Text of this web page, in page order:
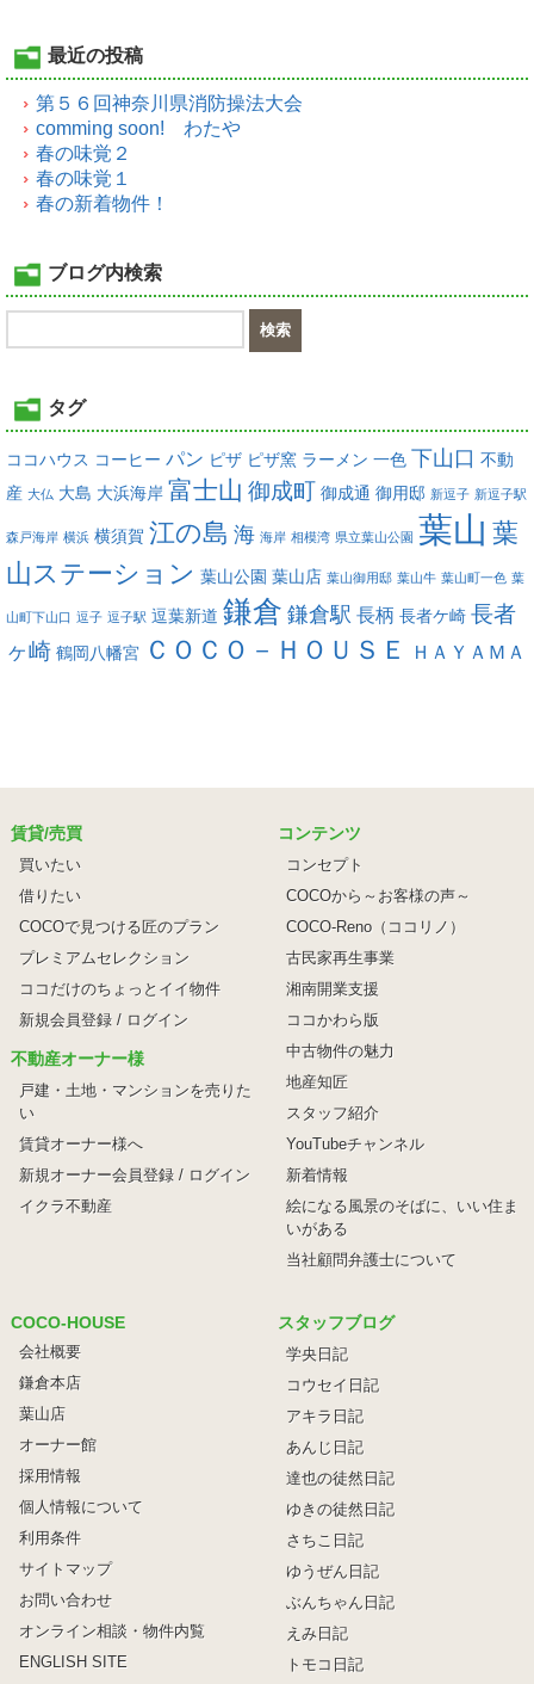
最近の投稿
第５６回神奈川県消防操法大会
comming soon! わたや
春の味覚２
春の味覚１
春の新着物件！
ブログ内検索
タグ
ココハウス コーヒー パン ピザ ピザ窯 ラーメン 一色 下山口 不動
産 大仏 大島 大浜海岸 富士山 御成町 御成通 御用邸 新逗子 新逗子駅
森戸海岸 横浜 横須賀 江の島 海 海岸 相模湾 県立葉山公園 葉山 葉
山ステーション 葉山公園 葉山店 葉山御用邸 葉山牛 葉山町一色 葉
山町下山口 逗子 逗子駅 逗葉新道 鎌倉 鎌倉駅 長柄 長者ケ崎 長者
ヶ崎 鶴岡八幡宮 ＣＯＣＯ－ＨＯＵＳＥ ＨＡＹＡＭＡ
賃貸/売買
買いたい
借りたい
COCOで見つける匠のプラン
プレミアムセレクション
ココだけのちょっとイイ物件
新規会員登録 / ログイン
不動産オーナー様
戸建・土地・マンションを売りた
い
賃貸オーナー様へ
新規オーナー会員登録 / ログイン
イクラ不動産
コンテンツ
コンセプト
COCOから～お客様の声～
COCO-Reno（ココリノ）
古民家再生事業
湘南開業支援
ココかわら版
中古物件の魅力
地産知匠
スタッフ紹介
YouTubeチャンネル
新着情報
絵になる風景のそばに、 いい住ま
いがある
当社顧問弁護士について
COCO-HOUSE
会社概要
鎌倉本店
葉山店
オーナー館
採用情報
個人情報について
利用条件
サイトマップ
お問い合わせ
オンライン相談・物件内覧
ENGLISH SITE
スタッフブログ
学央日記
コウセイ日記
アキラ日記
あんじ日記
達也の徒然日記
ゆきの徒然日記
さちこ日記
ゆうぜん日記
ぶんちゃん日記
えみ日記
トモコ日記